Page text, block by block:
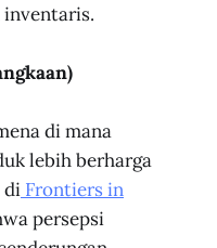
inventaris.
di mana
lebih berharga
di Frontiers in
persepsi